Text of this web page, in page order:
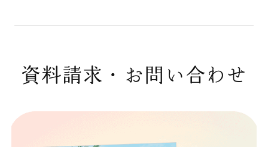
資料請求・お問い合わせ